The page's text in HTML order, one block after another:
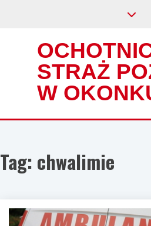
STRAŻ
W
Tag: chwalimie